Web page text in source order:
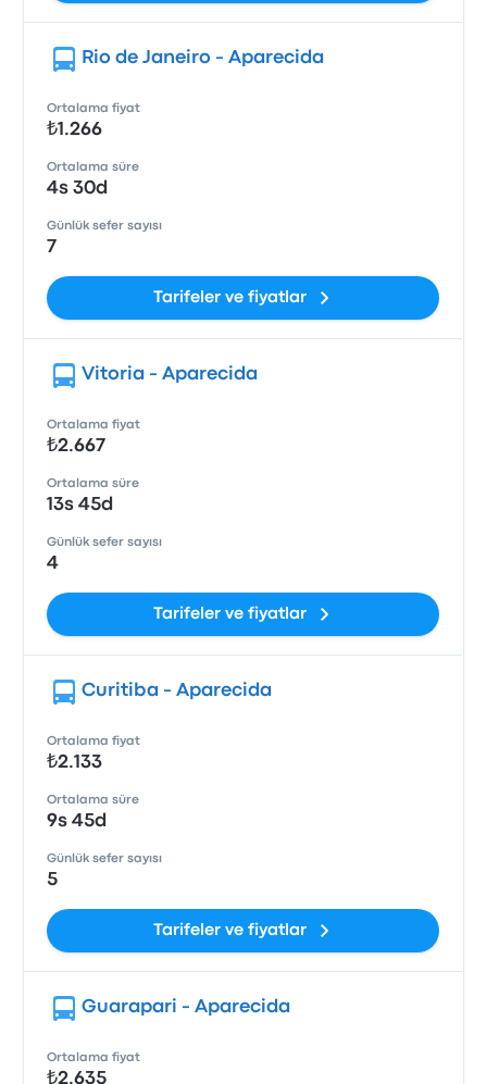
Rio de Janeiro - Aparecida
Ortalama fiyat
₺1.266
Ortalama süre
4s 30d
Günlük sefer sayısı
7
Tarifeler ve fiyatlar
Vitoria - Aparecida
Ortalama fiyat
₺2.667
Ortalama süre
13s 45d
Günlük sefer sayısı
4
Tarifeler ve fiyatlar
Curitiba - Aparecida
Ortalama fiyat
₺2.133
Ortalama süre
9s 45d
Günlük sefer sayısı
5
Tarifeler ve fiyatlar
Guarapari - Aparecida
Ortalama fiyat
₺2.635